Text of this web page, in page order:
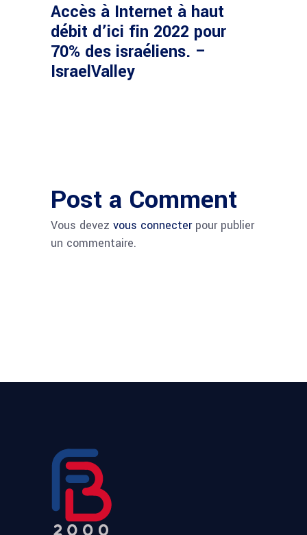
Accès à Internet à haut
débit d’ici fin 2022 pour
70% des israéliens. –
IsraelValley
Post a Comment
Vous devez vous connecterpour publier
un commentaire.